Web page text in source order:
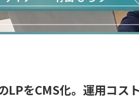
LPをCMS化。運用コス